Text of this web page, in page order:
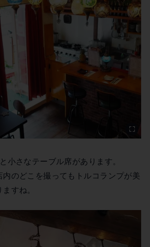
小さなテーブル席があります。
内のどこを撮ってもトルコランプが美
すね。